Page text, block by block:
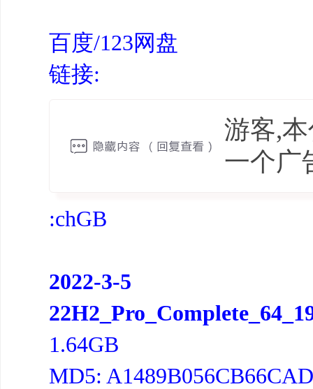
百度/123网盘
链接:
游客,
一个广
:chGB
2022-3-5
1.64GB
MD5: